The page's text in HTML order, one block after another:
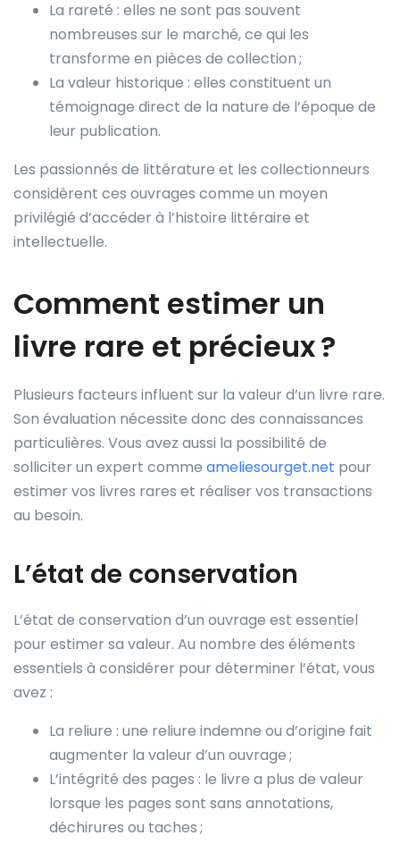
La rareté : elles ne sont pas souvent
nombreuses sur le marché, ce qui les
transforme en pièces de collection ;
La valeur historique : elles constituent un
témoignage direct de la nature de l’époque de
leur publication.
Les passionnés de littérature et les collectionneurs
considèrent ces ouvrages comme un moyen
privilégié d’accéder à l’histoire littéraire et
intellectuelle.
Comment estimer un
livre rare et précieux ?
Plusieurs facteurs influent sur la valeur d’un livre rare.
Son évaluation nécessite donc des connaissances
particulières. Vous avez aussi la possibilité de
solliciter un expert comme ameliesourget.net pour
estimer vos livres rares et réaliser vos transactions
au besoin.
L’état de conservation
L’état de conservation d’un ouvrage est essentiel
pour estimer sa valeur. Au nombre des éléments
essentiels à considérer pour déterminer l’état, vous
avez :
La reliure : une reliure indemne ou d’origine fait
augmenter la valeur d’un ouvrage ;
L’intégrité des pages : le livre a plus de valeur
lorsque les pages sont sans annotations,
déchirures ou taches ;